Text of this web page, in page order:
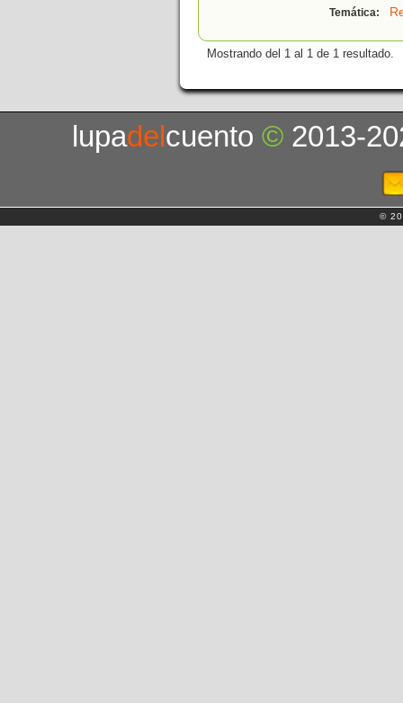
Temática:
Mostrando del 1 al 1 de 1 resultado.
lupadelcuento© 2013-
©